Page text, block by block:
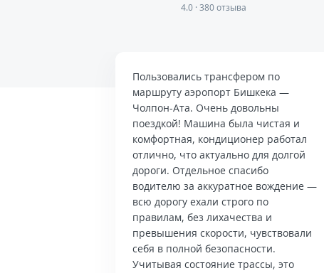
4.0 · 380 отзыва
Пользовались трансфером по
маршруту аэропорт Бишкека —
Чолпон-Ата. Очень довольны
поездкой! Машина была чистая и
комфортная, кондиционер работал
отлично, что актуально для долгой
дороги. Отдельное спасибо
водителю за аккуратное вождение —
всю дорогу ехали строго по
правилам, без лихачества и
превышения скорости, чувствовали
себя в полной безопасности.
Учитывая состояние трассы, это